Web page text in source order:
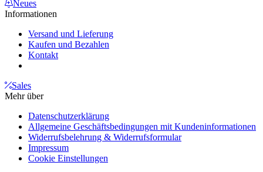
Neues
Informationen
Versand und Lieferung
Kaufen und Bezahlen
Kontakt
Sales
Mehr über
Datenschutzerklärung
Allgemeine Geschäftsbedingungen mit Kundeninformationen
Widerrufsbelehrung & Widerrufsformular
Impressum
Cookie Einstellungen